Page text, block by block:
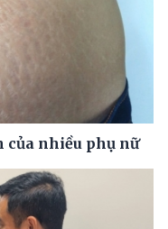
của nhiều phụ nữ